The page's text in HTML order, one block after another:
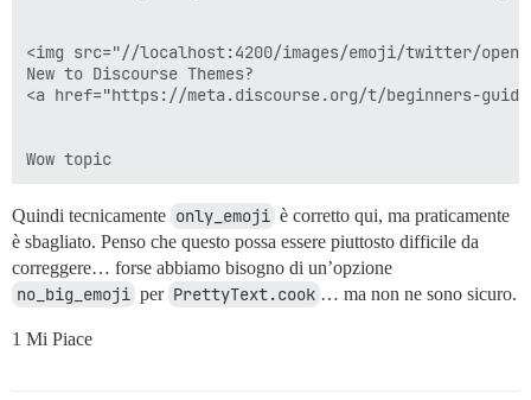
<img src="//localhost:4200/images/emoji/twitter/
New to Discourse Themes?
<a href="https://meta.discourse.org/t/beginners-guide-
Quindi tecnicamente only_emoji è corretto qui, ma praticamente
è sbagliato. Penso che questo possa essere piuttosto difficile da
correggere… forse abbiamo bisogno di un’opzione
no_big_emoji per PrettyText.cook … ma non ne sono sicuro.
1 Mi Piace